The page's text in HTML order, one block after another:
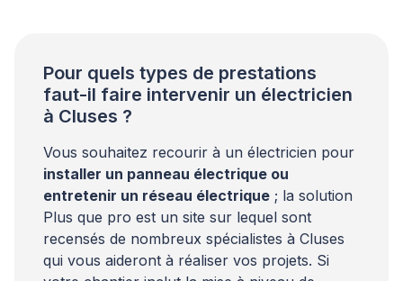
Pour quels types de prestations
faut-il faire intervenir un électricien
à Cluses ?
Vous souhaitez recourir à un électricien pour
installer un panneau électrique ou
entretenir un réseau électrique ; la solution
Plus que pro est un site sur lequel sont
recensés de nombreux spécialistes à Cluses
qui vous aideront à réaliser vos projets. Si